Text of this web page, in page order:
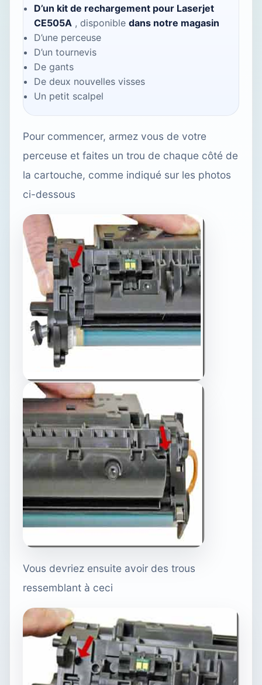
D’un kit de rechargement pour Laserjet
CE505A , disponible dans notre magasin
D’une perceuse
D’un tournevis
De gants
De deux nouvelles visses
Un petit scalpel
Pour commencer, armez vous de votre
perceuse et faites un trou de chaque côté de
la cartouche, comme indiqué sur les photos
ci-dessous
Vous devriez ensuite avoir des trous
ressemblant à ceci